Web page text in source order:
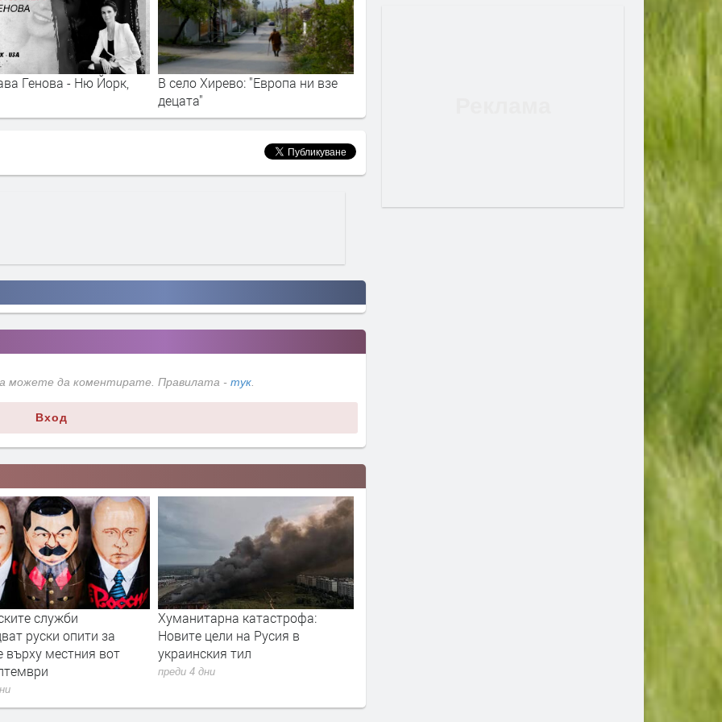
"Европа ни взе
Как ЕС губи годишно над 140
милиарда евро
Борислава Генова - Ню
можете да коментирате. Правилата - тук.
Вход
катастрофа:
на Русия в
тил
Дрон с експлозив е открит на
летището в Лайпциг
преди 4 дни
огнените стихии